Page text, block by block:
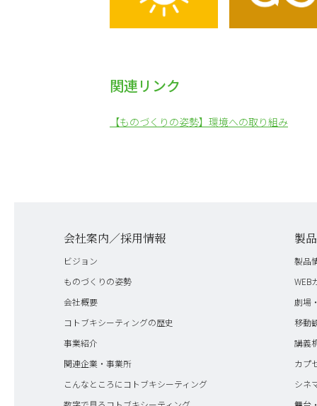
関連リンク
【ものづくりの姿勢】環境への取り組み
会社案内／採用情報
ビジョン
ものづくりの姿勢
会社概要
コトブキシーティングの歴史
事業紹介
関連企業・事業所
こんなところにコトブキシーティング
製
製品
WEB
劇場
移動
講義
カプ
シネ